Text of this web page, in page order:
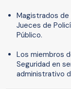
Magistrados de
Jueces de
Público.
Los miembros
Seguridad en
administrativo